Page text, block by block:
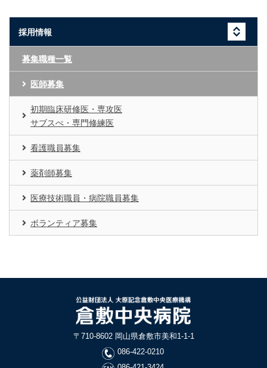
採用情報
募集職種一覧
医師募集
初期臨床研修医・専攻医
サブスぺ・専門修練医
看護職員募集
薬剤師募集
医療技術職員・病院職員募集
ボランティア募集
〒710-8602 岡山県倉敷市美和1-1-1
086-422-0210